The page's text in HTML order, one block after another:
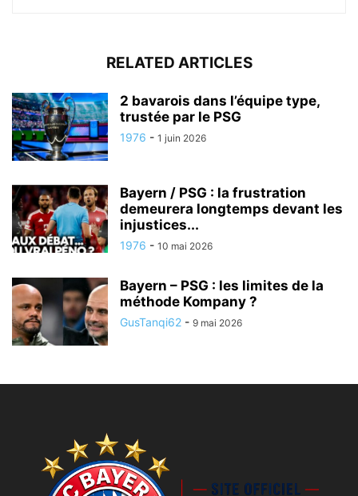
RELATED ARTICLES
2 bavarois dans l’équipe type,
trustée par le PSG
1976 - 1 juin 2026
Bayern / PSG : la frustration
demeurera longtemps devant les
injustices...
1976 - 10 mai 2026
Bayern – PSG : les limites de la
méthode Kompany ?
GusTanqi62 - 9 mai 2026